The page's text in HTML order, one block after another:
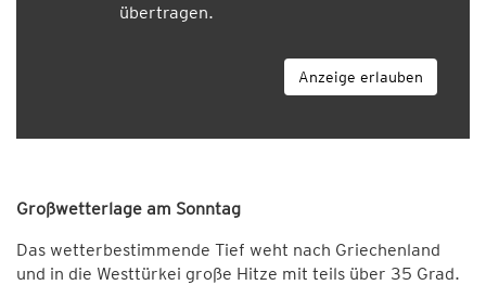
übertragen.
Anzeige erlauben
Großwetterlage am Sonntag
Das wetterbestimmende Tief weht nach Griechenland
und in die Westtürkei große Hitze mit teils über 35 Grad.